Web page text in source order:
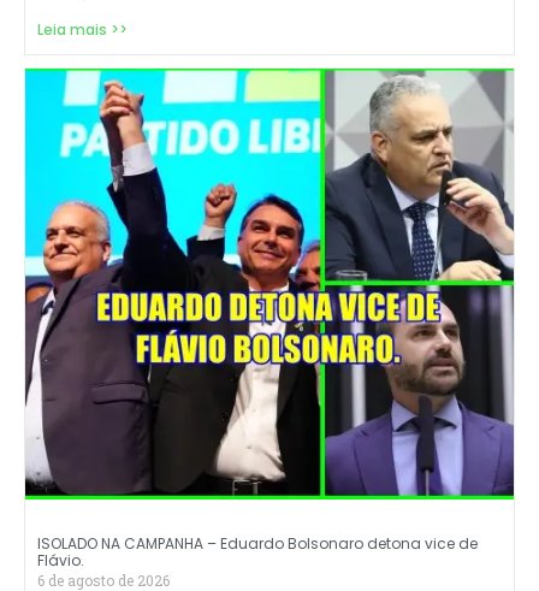
Leia mais >>
ISOLADO NA CAMPANHA – Eduardo Bolsonaro detona vice de
Flávio.
6 de agosto de 2026